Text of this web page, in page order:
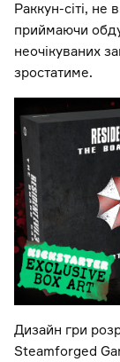
Раккун-сіті,
приймаючи
неочікуваних
зростатиме.
Дизайн гри
Steamforged